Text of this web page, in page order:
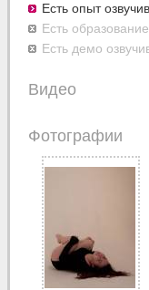
Есть опыт
Есть
Есть демо
Видео
Фотографии